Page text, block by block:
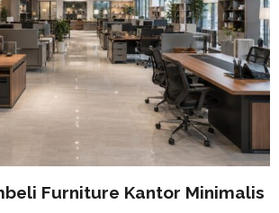
Furniture Kantor Minimalis